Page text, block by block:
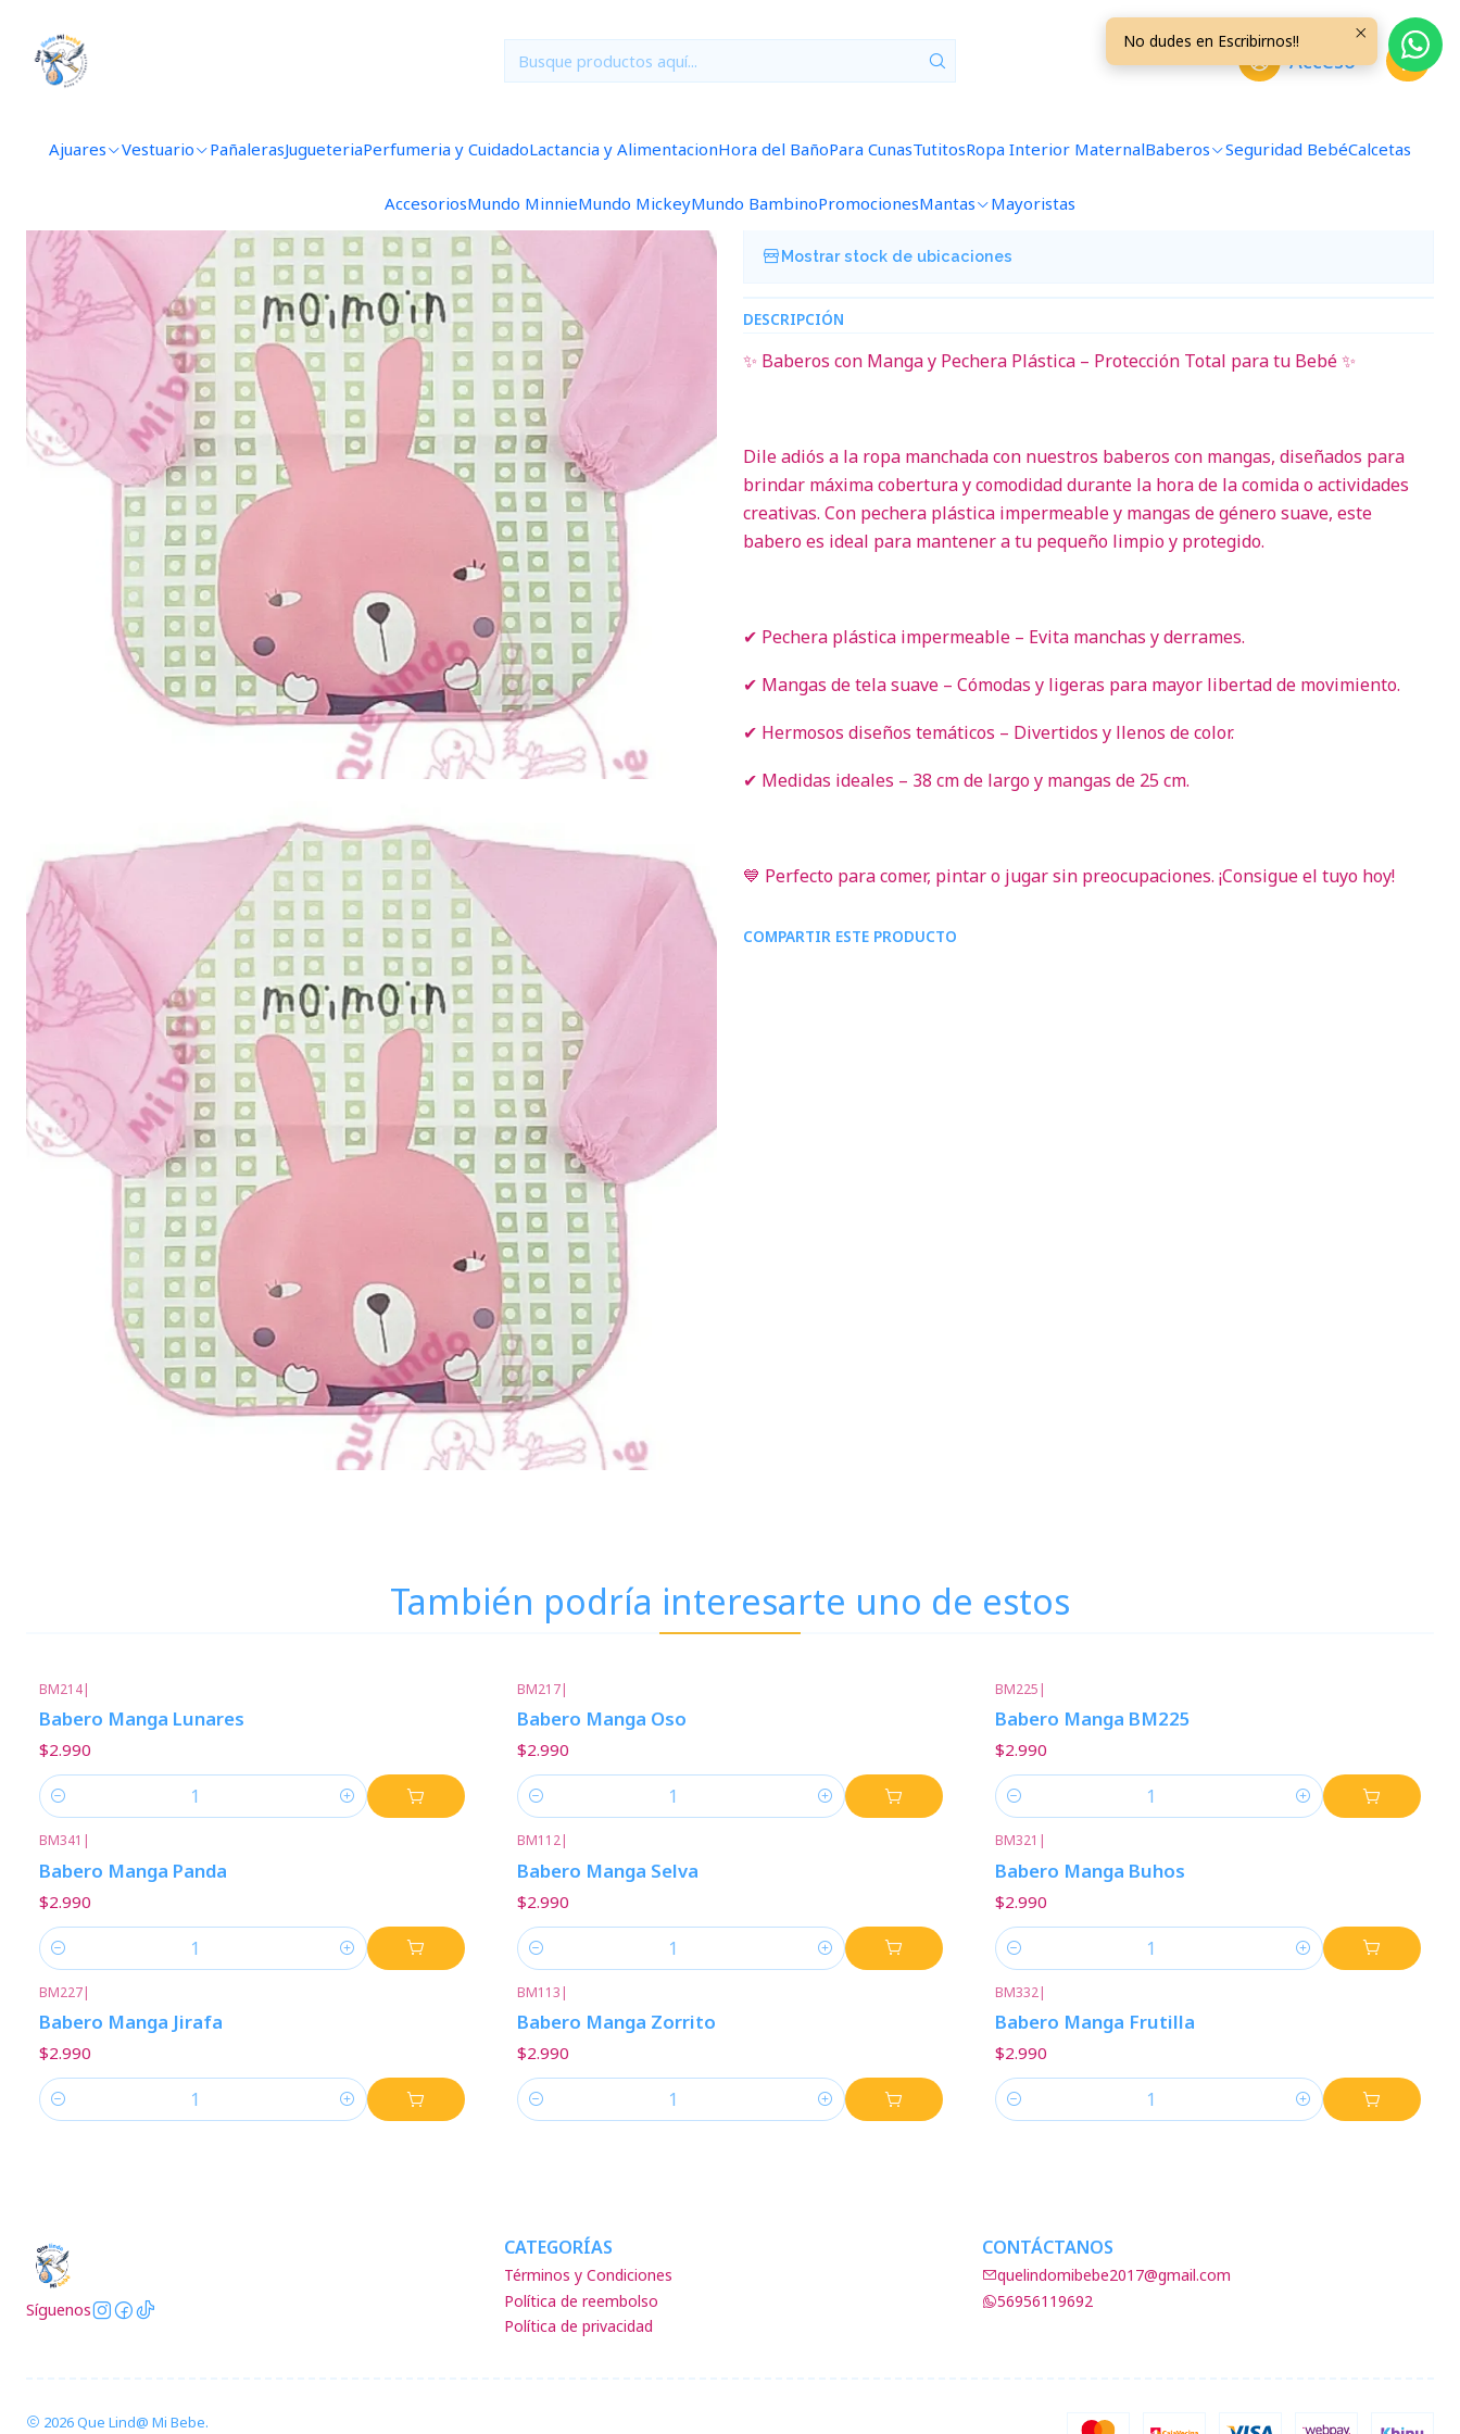
Acceso
Ajuares Vestuario PañalerasJugueteriaPerfumeria y CuidadoLactancia y AlimentacionHora del BañoPara CunasTutitosRopa Interior MaternalBaberos Seguridad BebéCalcetas
AccesoriosMundo MinnieMundo MickeyMundo BambinoPromocionesMantas Mayoristas
Mostrar stock de ubicaciones
DESCRIPCIÓN
✨ Baberos con Manga y Pechera Plástica – Protección Total para tu Bebé ✨
Dile adiós a la ropa manchada con nuestros baberos con mangas, diseñados para
brindar máxima cobertura y comodidad durante la hora de la comida o actividades
creativas. Con pechera plástica impermeable y mangas de género suave, este
babero es ideal para mantener a tu pequeño limpio y protegido.
✔ Pechera plástica impermeable – Evita manchas y derrames.
✔ Mangas de tela suave – Cómodas y ligeras para mayor libertad de movimiento.
✔ Hermosos diseños temáticos – Divertidos y llenos de color.
✔ Medidas ideales – 38 cm de largo y mangas de 25 cm.
💙 Perfecto para comer, pintar o jugar sin preocupaciones. ¡Consigue el tuyo hoy!
COMPARTIR ESTE PRODUCTO
También podría interesarte uno de estos
BM214|
Babero Manga Lunares
$2.990
Cantidad
BM217|
Babero Manga Oso
$2.990
Cantidad
BM225 |
Babero Manga BM225
$2.990
Cantidad
BM341 |
Babero Manga Panda
$2.990
Cantidad
BM112|
Babero Manga Selva
$2.990
Cantidad
BM321 |
Babero Manga Buhos
$2.990
Cantidad
BM227|
Babero Manga Jirafa
$2.990
Cantidad
BM113 |
Babero Manga Zorrito
$2.990
Cantidad
BM332|
Babero Manga Frutilla
$2.990
Cantidad
Síguenos
CATEGORÍAS
Términos y Condiciones
Política de reembolso
Política de privacidad
CONTÁCTANOS
quelindomibebe2017@gmail.com
56956119692
2026 Que Lind@ Mi Bebe.
No dudes en Escribirnos!!